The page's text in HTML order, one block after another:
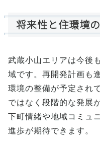
将来性と住環境
武蔵小山エリアは今後
域です。再開発計画も
環境の整備が予定され
ではなく段階的な発展
下町情緒や地域コミュ
進歩が期待できます。